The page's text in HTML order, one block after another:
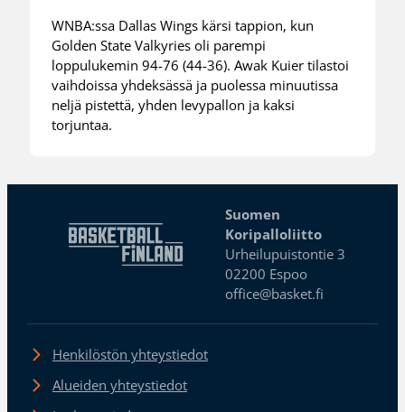
WNBA:ssa Dallas Wings kärsi tappion, kun
Golden State Valkyries oli parempi
loppulukemin 94-76 (44-36). Awak Kuier tilastoi
vaihdoissa yhdeksässä ja puolessa minuutissa
neljä pistettä, yhden levypallon ja kaksi
torjuntaa.
Suomen
Koripalloliitto
Urheilupuistontie 3
02200 Espoo
office@basket.fi
Henkilöstön yhteystiedot
Alueiden yhteystiedot